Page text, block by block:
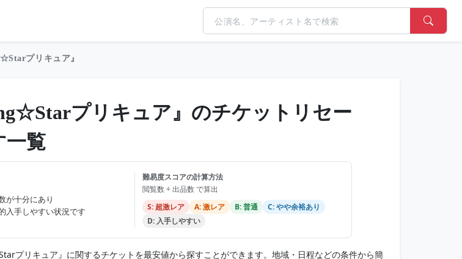
プリキュア』
プリキュア』のチケットリセー
一覧
が十分にあり
入手しやすい状況です
難易度スコアの計算方法
閲覧数 ÷ 出品数 で算出
S: 超激レア
A: 激レア B: 普通
C: やや余裕あり
D: 入手しやすい
プリキュア』に関するチケットを最安値から探すことができます。地域・日程などの条件から簡